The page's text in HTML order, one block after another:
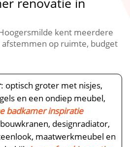
kent meerdere
afstemmen op ruimte, budget
: optisch groter met nisjes,
en een ondiep meubel,
badkamer inspiratie
designradiator,
maatwerkmeubel en